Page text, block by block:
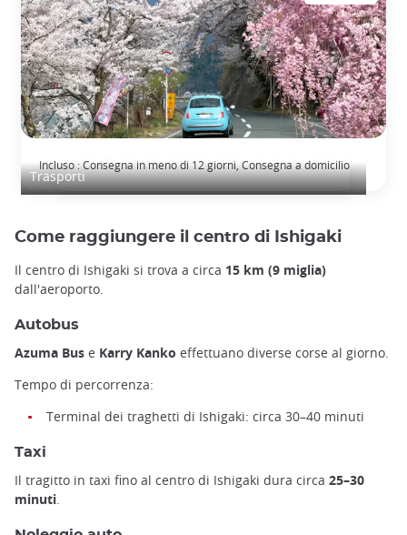
Trasporti
Incluso : Consegna in meno di 12 giorni, Consegna a domicilio
Come raggiungere il centro di Ishigaki
Il centro di Ishigaki si trova a circa 15 km (9 miglia)
dall'aeroporto.
Autobus
Azuma Bus e Karry Kanko effettuano diverse corse al giorno.
Tempo di percorrenza:
Terminal dei traghetti di Ishigaki: circa 30–40 minuti
Taxi
Il tragitto in taxi fino al centro di Ishigaki dura circa 25–30
minuti.